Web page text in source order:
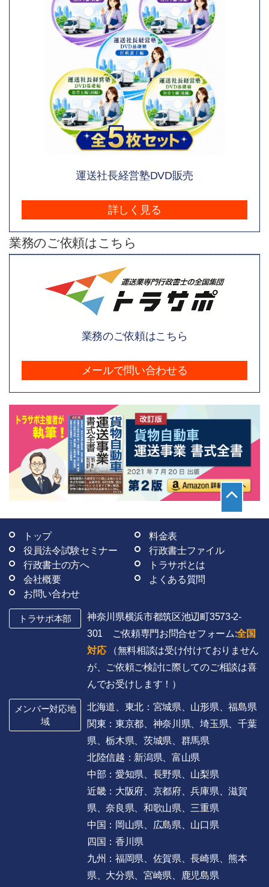
運送社長経営塾DVD販売
詳しく見る
業務のご依頼はこちら
業務のご依頼はこちら
メールで問い合わせる
トップ
料金表
役員法令試験セミナー
行政書士ファイル
行政書士の方へ
トラサポとは
会社概要
よくある質問
お問い合わせ
トラサポ本部
神奈川県横浜市都筑区池辺町3573-2-
301 ご依頼専門お問合せフォーム:全国
対応（無料相談は受け付けておりません
が、ご依頼ご検討に際してのご相談は喜
んでお受けします！）
メンバー対応地
域
北海道、東北：宮城県、山形県、福島県
関東：東京都、神奈川県、埼玉県、千葉
県、栃木県、茨城県、群馬県
北陸信越：新潟県、富山県
中部：愛知県、長野県、山梨県
近畿：大阪府、京都府、兵庫県、滋賀
県、奈良県、和歌山県、三重県
中国：岡山県、広島県、山口県
四国：香川県
九州：福岡県、佐賀県、長崎県、熊本
県、大分県、宮崎県、鹿児島県